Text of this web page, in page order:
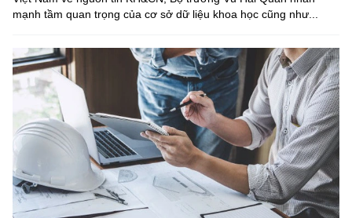
mạnh tầm quan trọng của cơ sở dữ liệu khoa học cũng như...